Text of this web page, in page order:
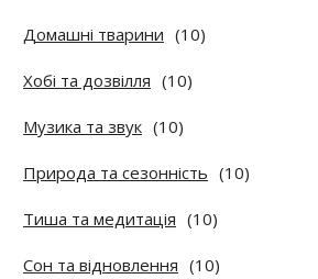
Домашні тварини (10)
Хобі та дозвілля (10)
Музика та звук (10)
Природа та сезонність (10)
Тиша та медитація (10)
Сон та відновлення (10)